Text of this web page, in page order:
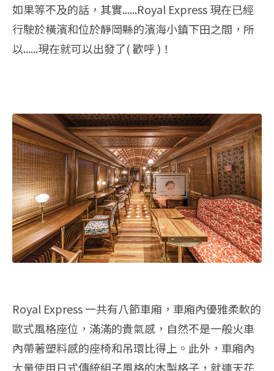
如果等不及的話，其實......Royal Express 現在已經
行駛於橫濱和位於靜岡縣的濱海小鎮下田之間，所
以......現在就可以出發了( 歡呼 )！
Royal Express 一共有八節車廂，車廂內優雅柔軟的
歐式風格座位，滿滿的貴氣感，自然不是一般火車
內帶著塑料感的座椅和吊環比得上。此外，車廂內
大量使用日式傳統組子風格的木製格子，就連天花